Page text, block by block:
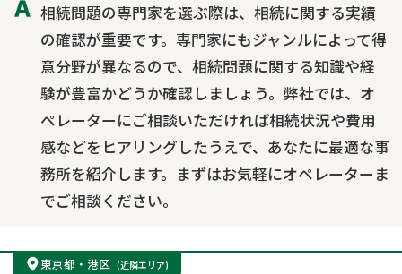
相続トラブル
相続問題の専門家を選ぶ際は、相続に関する実績
の確認が重要です。専門家にもジャンルによって得
意分野が異なるので、相続問題に関する知識や経
験が豊富かどうか確認しましょう。弊社では、オ
ペレーターにご相談いただければ相続状況や費用
感などをヒアリングしたうえで、あなたに最適な事
務所を紹介します。まずはお気軽にオペレーターま
でご相談ください。
東京都 ・ 港区 (近隣エリア)